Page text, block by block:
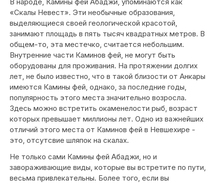
«Скалы Невест». Эти необычные образования,
выделяющиеся своей геологической красотой,
занимают площадь в пять тысяч квадратных метров. В
общем-то, эта местечко, считается небольшим.
Внутренние части Каминов фей, не могут быть
оборудованы для проживания. На протяжении долгих
лет, не было известно, что в такой близости от Анкары
имеются Камины фей, однако, за последние годы,
популярность этого места значительно возросла.
Здесь можно встретить окаменелости рыб, возраст
которых превышает миллионы лет. Одно из важнейших
отличий этого места от Каминов фей в Невшехире -
это, отсутсвие шляпок на скалах.
Не только сами Камины фей Абаджи, но и
завораживающие виды, которые вы встретите по пути,
весьма привлекательны. Более того, если вы